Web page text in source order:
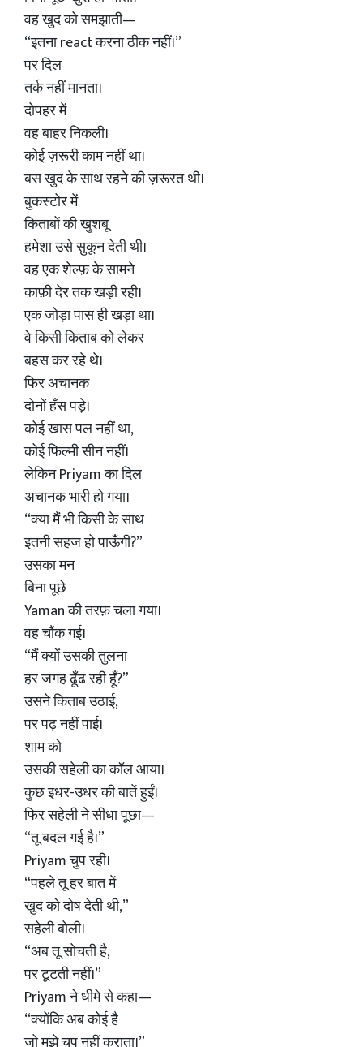
वह खुद को समझाती—
“इतना react करना ठीक नहीं।”
पर दिल
तर्क नहीं मानता।
दोपहर में
वह बाहर निकली।
कोई ज़रूरी काम नहीं था।
बस खुद के साथ रहने की ज़रूरत थी।
बुकस्टोर में
किताबों की खुशबू
हमेशा उसे सुकून देती थी।
वह एक शेल्फ़ के सामने
काफ़ी देर तक खड़ी रही।
एक जोड़ा पास ही खड़ा था।
वे किसी किताब को लेकर
बहस कर रहे थे।
फिर अचानक
दोनों हँस पड़े।
कोई खास पल नहीं था,
कोई फिल्मी सीन नहीं।
लेकिन Priyam का दिल
अचानक भारी हो गया।
“क्या मैं भी किसी के साथ
इतनी सहज हो पाऊँगी?”
उसका मन
बिना पूछे
Yaman की तरफ़ चला गया।
वह चौंक गई।
“मैं क्यों उसकी तुलना
हर जगह ढूँढ रही हूँ?”
उसने किताब उठाई,
पर पढ़ नहीं पाई।
शाम को
उसकी सहेली का कॉल आया।
कुछ इधर-उधर की बातें हुईं।
फिर सहेली ने सीधा पूछा—
“तू बदल गई है।”
Priyam चुप रही।
“पहले तू हर बात में
खुद को दोष देती थी,”
सहेली बोली।
“अब तू सोचती है,
पर टूटती नहीं।”
Priyam ने धीमे से कहा—
“क्योंकि अब कोई है